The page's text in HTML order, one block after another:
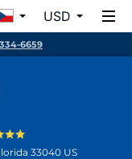
USD
6659
33040 US